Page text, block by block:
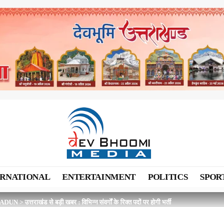
ENTERTAINMENT POLITICS
>उत्तराखंड से बड़ी खबर : विभिन्न संवर्गों के रिक्त पदों पर होगी भर्ती